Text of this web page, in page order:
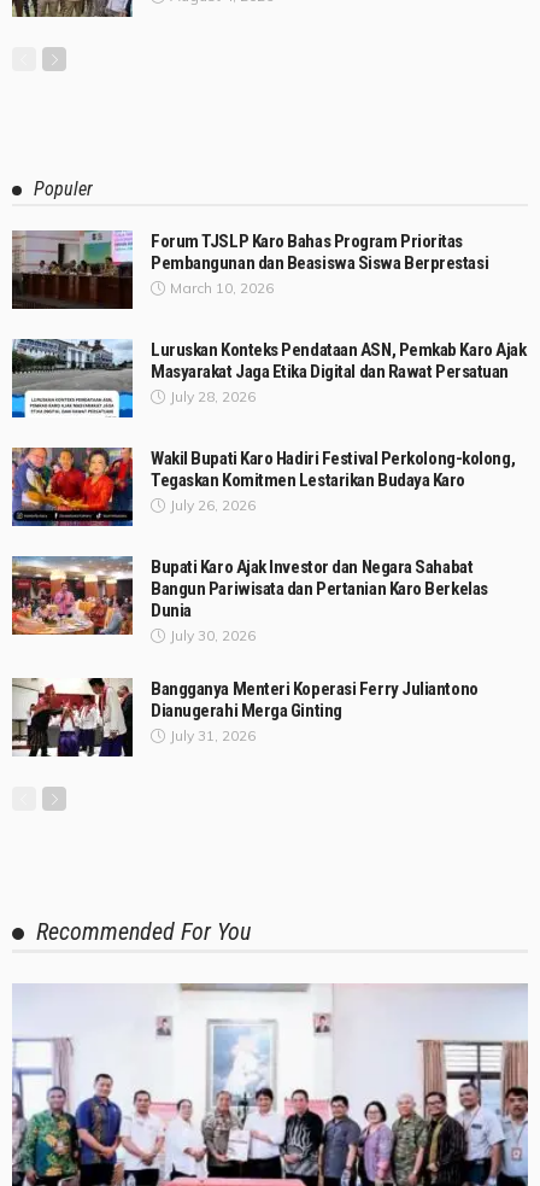
Populer
Forum TJSLP Karo Bahas Program Prioritas
Pembangunan dan Beasiswa Siswa Berprestasi
March 10, 2026
Luruskan Konteks Pendataan ASN, Pemkab Karo Ajak
Masyarakat Jaga Etika Digital dan Rawat Persatuan
July 28, 2026
Wakil Bupati Karo Hadiri Festival Perkolong-kolong,
Tegaskan Komitmen Lestarikan Budaya Karo
July 26, 2026
Bupati Karo Ajak Investor dan Negara Sahabat
Bangun Pariwisata dan Pertanian Karo Berkelas
Dunia
July 30, 2026
Bangganya Menteri Koperasi Ferry Juliantono
Dianugerahi Merga Ginting
July 31, 2026
Recommended For You